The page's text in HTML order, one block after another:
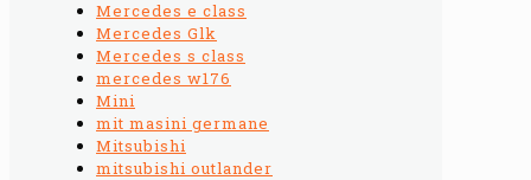
Mercedes e class
Mercedes Glk
Mercedes s class
mercedes w176
Mini
mit masini germane
Mitsubishi
mitsubishi outlander